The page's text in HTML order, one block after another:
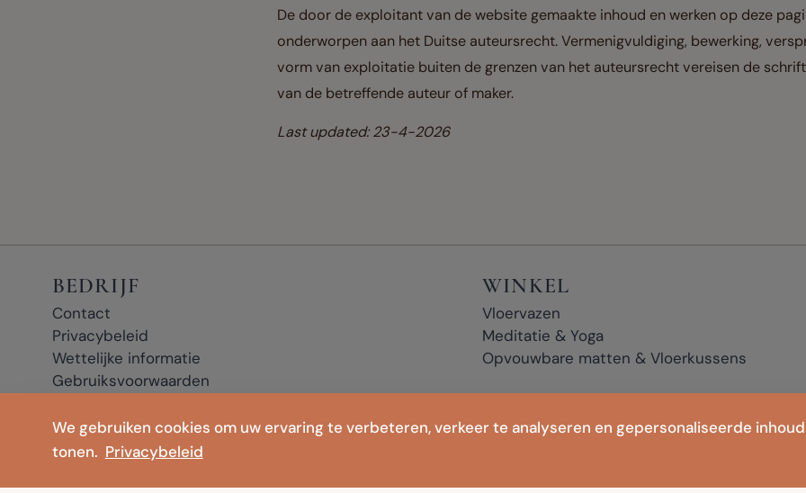
We gebruiken cookies om uw ervaring te verbeteren, verkeer te analyseren en gepersonaliseerde
tonen. Privacybeleid
De door de exploitant van de website gemaakte inhoud en werken op deze
onderworpen aan het Duitse auteursrecht. Vermenigvuldiging, bewerking,
vorm van exploitatie buiten de grenzen van het auteursrecht vereisen de
van de betreffende auteur of maker.
Last updated: 23-4-2026
BEDRIJF
Contact
Privacybeleid
Wettelijke informatie
Gebruiksvoorwaarden
WINKEL
Vloervazen
Meditatie & Yoga
Opvouwbare matten & Vloerkussens
* Affiliate-links: als u op een link met * klikt en een aankoop doet, ontvangen wij mogelijk een kleine commissie, zonder extra kosten voor u.